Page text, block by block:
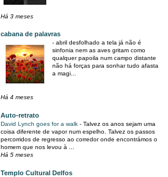
Há 3 meses
cabana de palavras
- abril desfolhado a tela já não é
sinfonia nem as aves gritam como
qualquer papoila num campo distante
não há forças para sonhar tudo afasta
a magi...
Há 4 meses
Auto-retrato
David Lynch goes for a walk - Talvez os anos sejam uma
coisa diferente de vapor num espelho. Talvez os passos
percorridos de regresso ao corredor onde encontrámos o
homem que nos levou à ...
Há 5 meses
Templo Cultural Delfos